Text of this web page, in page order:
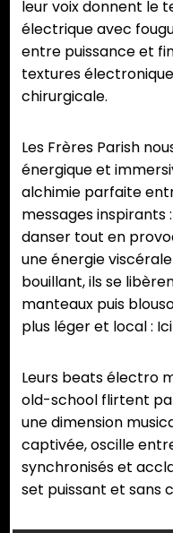
leur voix donnent le
électrique avec
entre puissance et
textures
chirurgicale.
Les Frères Parish
énergique et
alchimie parfaite
messages
danser tout en
une énergie
bouillant, ils se
manteaux puis
plus léger et local :
Leurs beats électro
old-school flirtent
une dimension
captivée, oscille
synchronisés et
set puissant et sans